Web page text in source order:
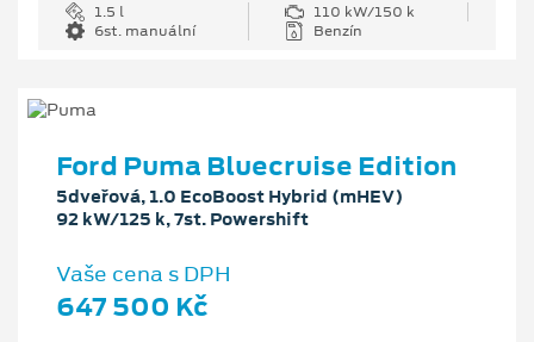
1.5 l
110 kW/150 k
6st. manuální
Benzín
Ford Puma Bluecruise Edition
5dveřová, 1.0 EcoBoost Hybrid (mHEV)
92 kW/125 k, 7st. Powershift
Vaše cena s DPH
647 500 Kč